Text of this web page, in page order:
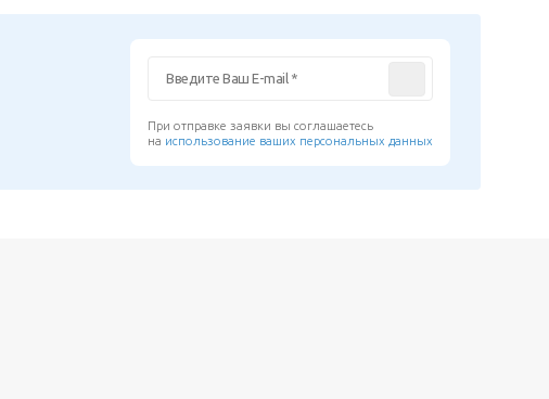
При отправке заявки вы соглашаетесь
на использование ваших персональных данных